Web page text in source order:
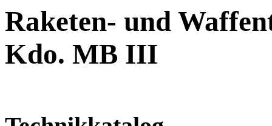
Raketen- und
Kdo. MB III